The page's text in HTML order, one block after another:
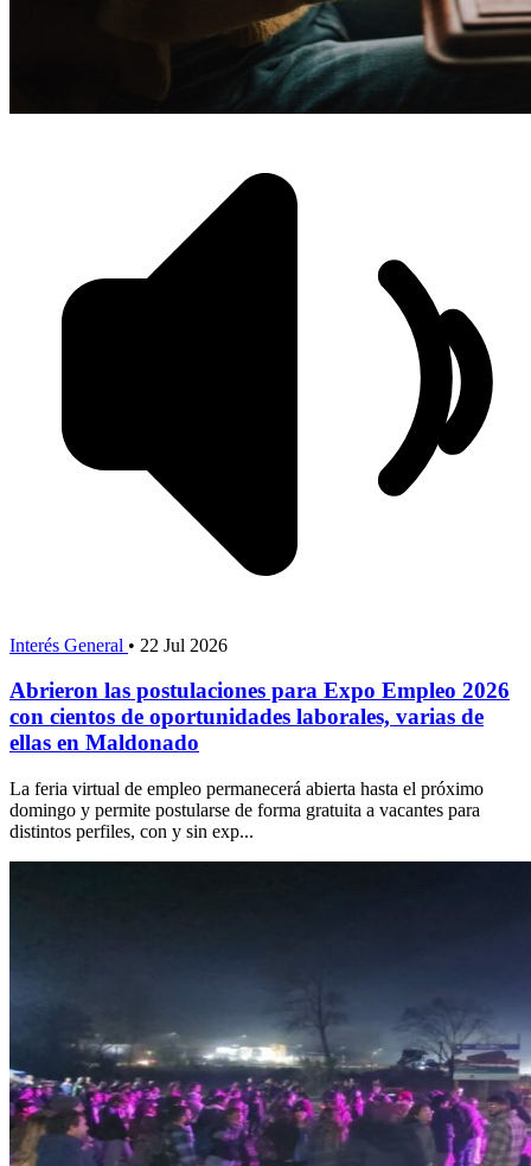
Interés General • 22 Jul 2026
Abrieron las postulaciones para Expo Empleo 2026
con cientos de oportunidades laborales, varias de
ellas en Maldonado
La feria virtual de empleo permanecerá abierta hasta el próximo
domingo y permite postularse de forma gratuita a vacantes para
distintos perfiles, con y sin exp...